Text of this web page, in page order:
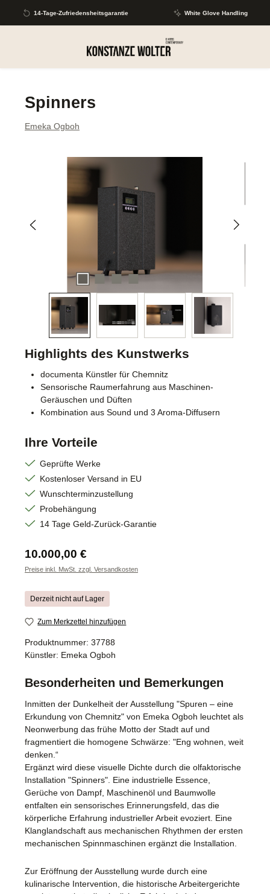
Zum Hauptinhalt springen
14-Tage-Zufriedensheitsgarantie White Glove Handling
Spinners
Emeka Ogboh
Bildergalerie überspringen
Highlights des Kunstwerks
documenta Künstler für Chemnitz
Sensorische Raumerfahrung aus Maschinen-
Geräuschen und Düften
Kombination aus Sound und 3 Aroma-Diffusern
Ihre Vorteile
Geprüfte Werke
Kostenloser Versand in EU
Wunschterminzustellung
Probehängung
14 Tage Geld-Zurück-Garantie
Regulärer Preis:
10.000,00 €
Preise inkl. MwSt. zzgl. Versandkosten
Derzeit nicht auf Lager
Zum Merkzettel hinzufügen
Produktnummer: 37788
Künstler: Emeka Ogboh
Besonderheiten und Bemerkungen
Inmitten der Dunkelheit der Ausstellung "Spuren – eine
Erkundung von Chemnitz" von Emeka Ogboh leuchtet als
Neonwerbung das frühe Motto der Stadt auf und
fragmentiert die homogene Schwärze: "Eng wohnen, weit
denken.“
Ergänzt wird diese visuelle Dichte durch die olfaktorische
Installation "Spinners". Eine industrielle Essence,
Gerüche von Dampf, Maschinenöl und Baumwolle
entfalten ein sensorisches Erinnerungsfeld, das die
körperliche Erfahrung industrieller Arbeit evoziert. Eine
Klanglandschaft aus mechanischen Rhythmen der ersten
mechanischen Spinnmaschinen ergänzt die Installation.
Zur Eröffnung der Ausstellung wurde durch eine
kulinarische Intervention, die historische Arbeitergerichte